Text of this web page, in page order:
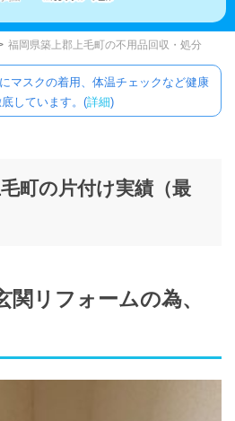
福岡県築上郡上毛町の不用品回収・処分
マスクの着用、体温チェックなど健康
しています。(詳細)
町の片付け実績（最
関リフォームの為、